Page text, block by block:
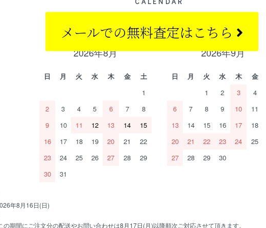
メールでの無料査定はこちら
2026年8月
日 月 火 水 木 金
土
1
2
3 4 5 6 7
8
9
10 11 12 13 14
15
16
17 18 19 20 21
22
23
24 25 26 27 28
29
30
31
2026年9月
日 月 火 水 木 金
1
2 3 4
6
7 8 9 10 11
13
14 15 16 17 18
20
21 22 23 24 25
27
28 29 30
年8月16日(日)
の期間にご注文分の配送やお問い合わせは8月17日(月)以降順次ご対応させて頂きます。